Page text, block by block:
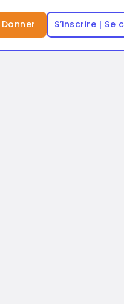
Donner S’inscrire | Se